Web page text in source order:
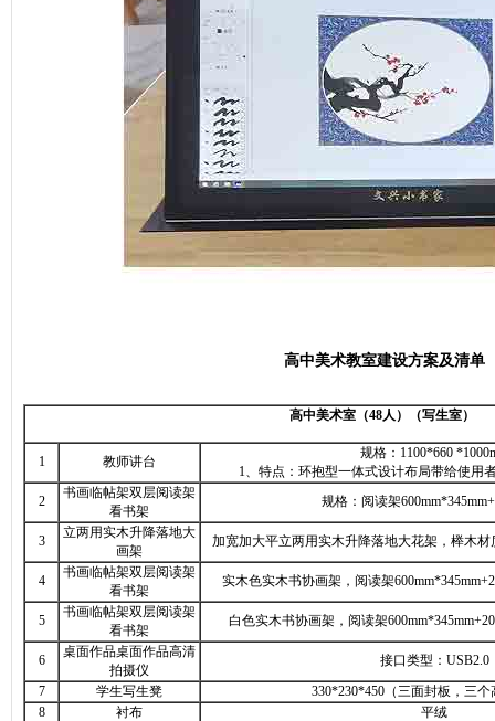
高中美术教室建设方案及清单
高中美术室（48人）（写生室）
1 教师讲台
规格：1100*660
1、特点：环抱型一体式设计布局带给使用
2
书画临帖架双层阅读架
看书架
规格：阅读架
3
立两用实木升降落地大
画架
加宽加大平立两用实木升降落地大花架，榉木材
4
书画临帖架双层阅读架
看书架
实木色实木书协画架，阅读架
5
书画临帖架双层阅读架
看书架
白色实木书协画架，阅读架
6
桌面作品桌面作品高清
拍摄仪
接口类型：USB2.0
7
学生写生凳
330*230*450（三面封板，三
8
衬布
平绒